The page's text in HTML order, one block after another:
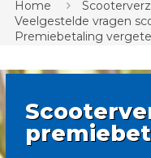
Home
Veelgestelde vragen
Premiebetaling